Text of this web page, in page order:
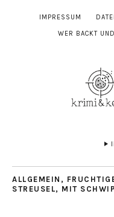
IMPRESSUM
WER BACKT
ALLGEMEIN ,
STREUSEL, MIT